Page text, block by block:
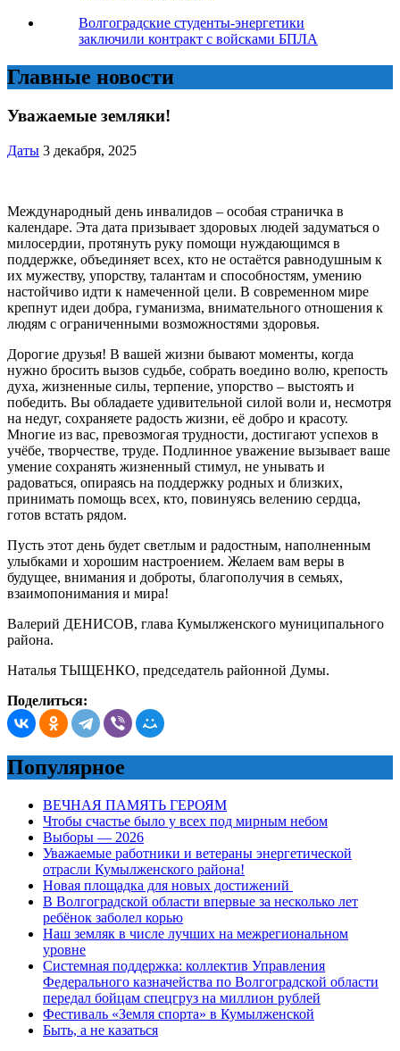
Волгоградские студенты-энергетики
заключили контракт с войсками БПЛА
Главные новости
Уважаемые земляки!
Даты 3 декабря, 2025
Международный день инвалидов – особая страничка в
календаре. Эта дата призывает здоровых людей задуматься о
милосердии, протянуть руку помощи нуждающимся в
поддержке, объединяет всех, кто не остаётся равнодушным к
их мужеству, упорству, талантам и способностям, умению
настойчиво идти к намеченной цели. В современном мире
крепнут идеи добра, гуманизма, внимательного отношения к
людям с ограниченными возможностями здоровья.
Дорогие друзья! В вашей жизни бывают моменты, когда
нужно бросить вызов судьбе, собрать воедино волю, крепость
духа, жизненные силы, терпение, упорство – выстоять и
победить. Вы обладаете удивительной силой воли и, несмотря
на недуг, сохраняете радость жизни, её добро и красоту.
Многие из вас, превозмогая трудности, достигают успехов в
учёбе, творчестве, труде. Подлинное уважение вызывает ваше
умение сохранять жизненный стимул, не унывать и
радоваться, опираясь на поддержку родных и близких,
принимать помощь всех, кто, повинуясь велению сердца,
готов встать рядом.
Пусть этот день будет светлым и радостным, наполненным
улыбками и хорошим настроением. Желаем вам веры в
будущее, внимания и доброты, благополучия в семьях,
взаимопонимания и мира!
Валерий ДЕНИСОВ, глава Кумылженского муниципального
района.
Наталья ТЫЩЕНКО, председатель районной Думы.
Поделиться:
Популярное
ВЕЧНАЯ ПАМЯТЬ ГЕРОЯМ
Чтобы счастье было у всех под мирным небом
Выборы — 2026
Уважаемые работники и ветераны энергетической
отрасли Кумылженского района!
Новая площадка для новых достижений
В Волгоградской области впервые за несколько лет
ребёнок заболел корью
Наш земляк в числе лучших на межрегиональном
уровне
Системная поддержка: коллектив Управления
Федерального казначейства по Волгоградской области
передал бойцам спецгруз на миллион рублей
Фестиваль «Земля спорта» в Кумылженской
Быть, а не казаться